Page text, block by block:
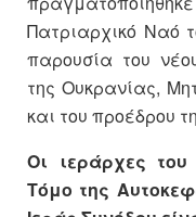
Πατριαρχικό Ναό
παρουσία του
της Ουκρανίας,
και του προέδρου
Οι ιεράρχες
Τόμο της